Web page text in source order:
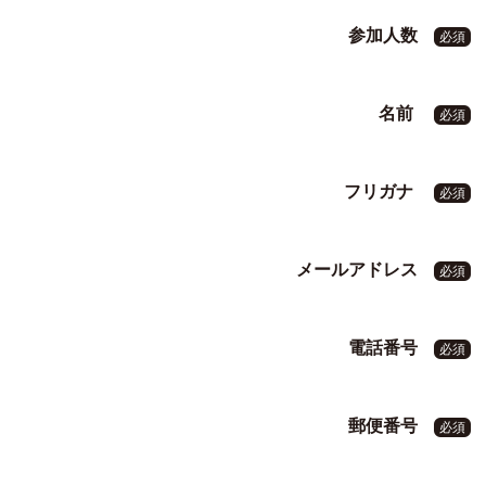
参加人数 必須
名前 必須
フリガナ 必須
メールアドレス 必須
電話番号 必須
郵便番号 必須